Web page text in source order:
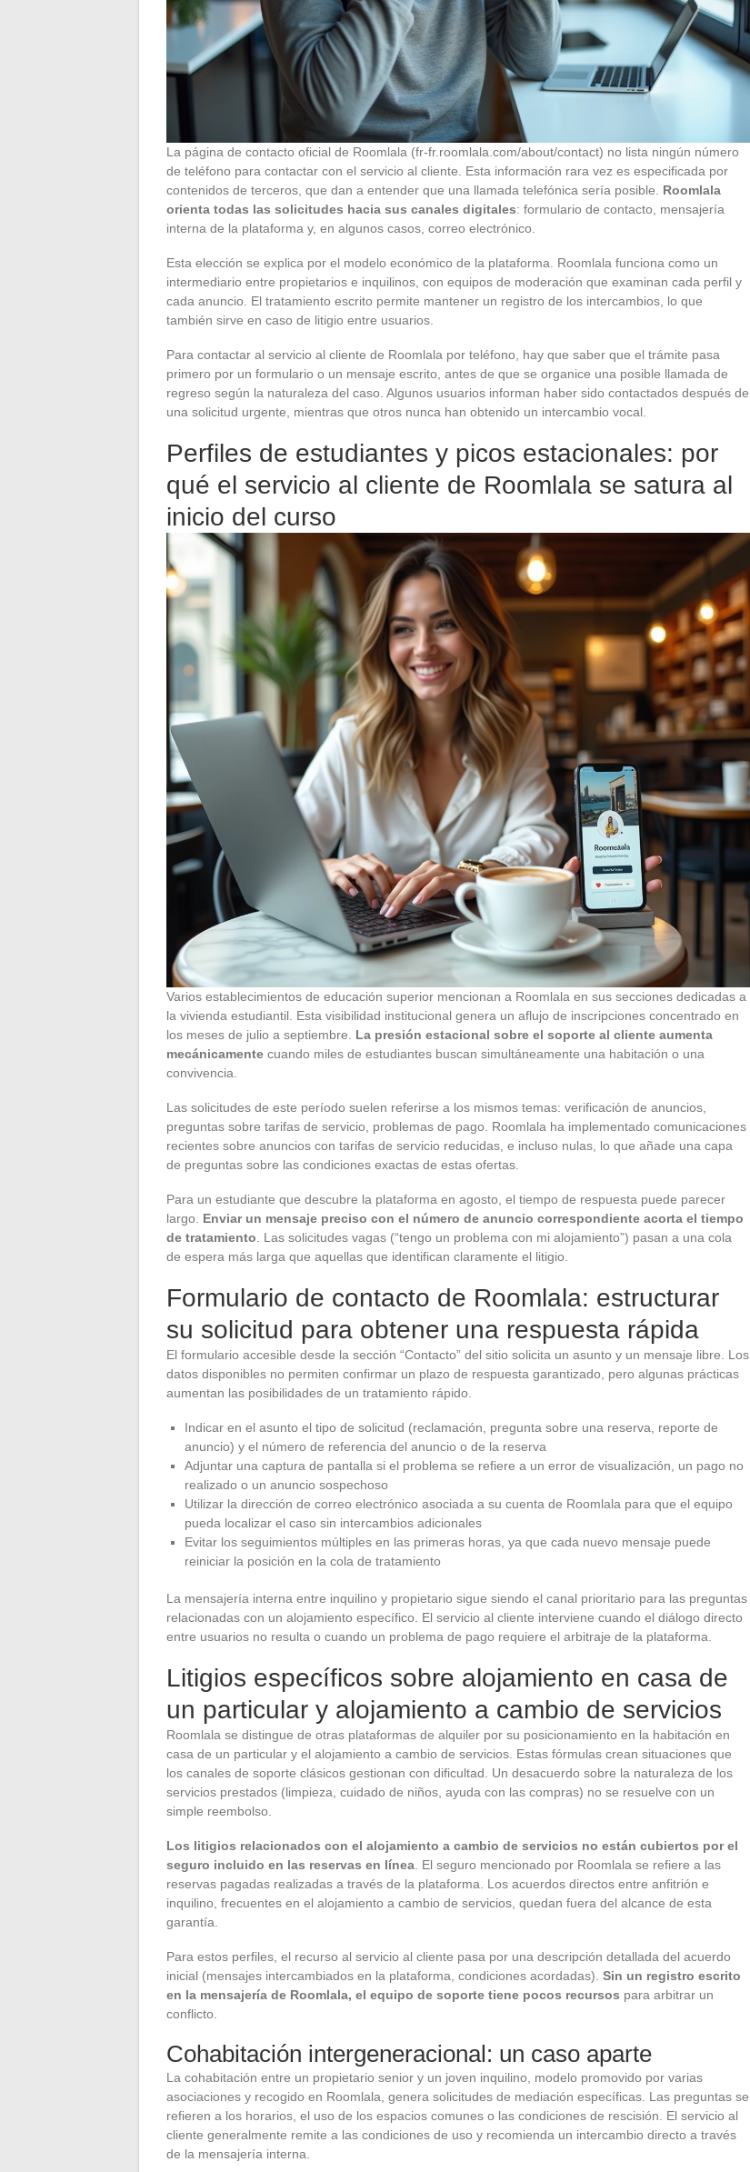
La página de contacto oficial de Roomlala (fr-fr.roomlala.com/about/contact) no lista ningún número
de teléfono para contactar con el servicio al cliente. Esta información rara vez es especificada por
contenidos de terceros, que dan a entender que una llamada telefónica sería posible. Roomlala
orienta todas las solicitudes hacia sus canales digitales: formulario de contacto, mensajería
interna de la plataforma y, en algunos casos, correo electrónico.
Esta elección se explica por el modelo económico de la plataforma. Roomlala funciona como un
intermediario entre propietarios e inquilinos, con equipos de moderación que examinan cada perfil y
cada anuncio. El tratamiento escrito permite mantener un registro de los intercambios, lo que
también sirve en caso de litigio entre usuarios.
Para contactar al servicio al cliente de Roomlala por teléfono, hay que saber que el trámite pasa
primero por un formulario o un mensaje escrito, antes de que se organice una posible llamada de
regreso según la naturaleza del caso. Algunos usuarios informan haber sido contactados después de
una solicitud urgente, mientras que otros nunca han obtenido un intercambio vocal.
Perfiles de estudiantes y picos estacionales: por
qué el servicio al cliente de Roomlala se satura al
inicio del curso
Varios establecimientos de educación superior mencionan a Roomlala en sus secciones dedicadas a
la vivienda estudiantil. Esta visibilidad institucional genera un aflujo de inscripciones concentrado en
los meses de julio a septiembre. La presión estacional sobre el soporte al cliente aumenta
mecánicamente cuando miles de estudiantes buscan simultáneamente una habitación o una
convivencia.
Las solicitudes de este período suelen referirse a los mismos temas: verificación de anuncios,
preguntas sobre tarifas de servicio, problemas de pago. Roomlala ha implementado comunicaciones
recientes sobre anuncios con tarifas de servicio reducidas, e incluso nulas, lo que añade una capa
de preguntas sobre las condiciones exactas de estas ofertas.
Para un estudiante que descubre la plataforma en agosto, el tiempo de respuesta puede parecer
largo. Enviar un mensaje preciso con el número de anuncio correspondiente acorta el tiempo
de tratamiento . Las solicitudes vagas (“tengo un problema con mi alojamiento”) pasan a una cola
de espera más larga que aquellas que identifican claramente el litigio.
Formulario de contacto de Roomlala: estructurar
su solicitud para obtener una respuesta rápida
El formulario accesible desde la sección “Contacto” del sitio solicita un asunto y un mensaje libre. Los
datos disponibles no permiten confirmar un plazo de respuesta garantizado, pero algunas prácticas
aumentan las posibilidades de un tratamiento rápido.
Indicar en el asunto el tipo de solicitud (reclamación, pregunta sobre una reserva, reporte de
anuncio) y el número de referencia del anuncio o de la reserva
Adjuntar una captura de pantalla si el problema se refiere a un error de visualización, un pago no
realizado o un anuncio sospechoso
Utilizar la dirección de correo electrónico asociada a su cuenta de Roomlala para que el equipo
pueda localizar el caso sin intercambios adicionales
Evitar los seguimientos múltiples en las primeras horas, ya que cada nuevo mensaje puede
reiniciar la posición en la cola de tratamiento
La mensajería interna entre inquilino y propietario sigue siendo el canal prioritario para las preguntas
relacionadas con un alojamiento específico. El servicio al cliente interviene cuando el diálogo directo
entre usuarios no resulta o cuando un problema de pago requiere el arbitraje de la plataforma.
Litigios específicos sobre alojamiento en casa de
un particular y alojamiento a cambio de servicios
Roomlala se distingue de otras plataformas de alquiler por su posicionamiento en la habitación en
casa de un particular y el alojamiento a cambio de servicios. Estas fórmulas crean situaciones que
los canales de soporte clásicos gestionan con dificultad. Un desacuerdo sobre la naturaleza de los
servicios prestados (limpieza, cuidado de niños, ayuda con las compras) no se resuelve con un
simple reembolso.
Los litigios relacionados con el alojamiento a cambio de servicios no están cubiertos por el
seguro incluido en las reservas en línea . El seguro mencionado por Roomlala se refiere a las
reservas pagadas realizadas a través de la plataforma. Los acuerdos directos entre anfitrión e
inquilino, frecuentes en el alojamiento a cambio de servicios, quedan fuera del alcance de esta
garantía.
Para estos perfiles, el recurso al servicio al cliente pasa por una descripción detallada del acuerdo
inicial (mensajes intercambiados en la plataforma, condiciones acordadas). Sin un registro escrito
en la mensajería de Roomlala, el equipo de soporte tiene pocos recursos para arbitrar un
conflicto.
Cohabitación intergeneracional: un caso aparte
La cohabitación entre un propietario senior y un joven inquilino, modelo promovido por varias
asociaciones y recogido en Roomlala, genera solicitudes de mediación específicas. Las preguntas se
refieren a los horarios, el uso de los espacios comunes o las condiciones de rescisión. El servicio al
cliente generalmente remite a las condiciones de uso y recomienda un intercambio directo a través
de la mensajería interna.